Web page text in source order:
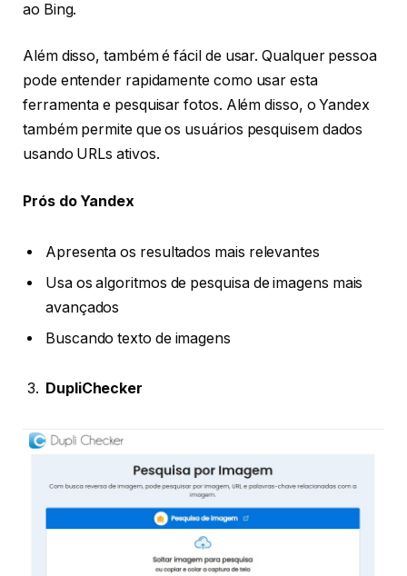
ao Bing.
Além disso, também é fácil de usar. Qualquer pessoa
pode entender rapidamente como usar esta
ferramenta e pesquisar fotos. Além disso, o Yandex
também permite que os usuários pesquisem dados
usando URLs ativos.
Prós do Yandex
Apresenta os resultados mais relevantes
Usa os algoritmos de pesquisa de imagens mais
avançados
Buscando texto de imagens
DupliChecker